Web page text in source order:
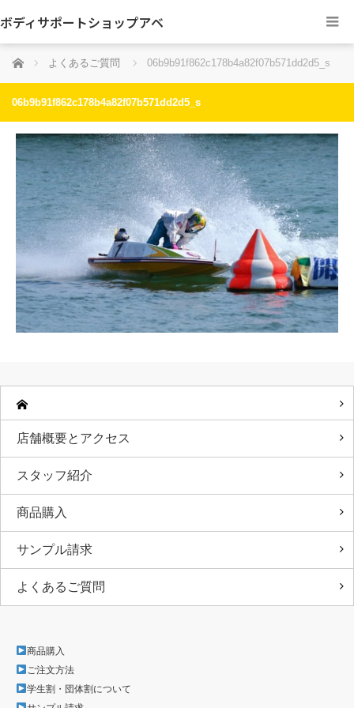
ボディサポートショップアベ
ホーム よくあるご質問 06b9b91f862c178b4a82f07b571dd2d5_s
06b9b91f862c178b4a82f07b571dd2d5_s
店舗概要とアクセス
スタッフ紹介
商品購入
サンプル請求
よくあるご質問
商品購入
ご注文方法
学生割・団体割について